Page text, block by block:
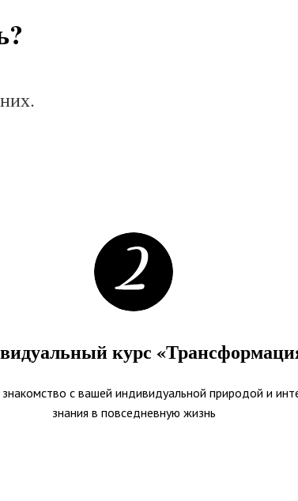
курс
знакомство с вашей индивидуальной природой и
знания в повседневную жизнь